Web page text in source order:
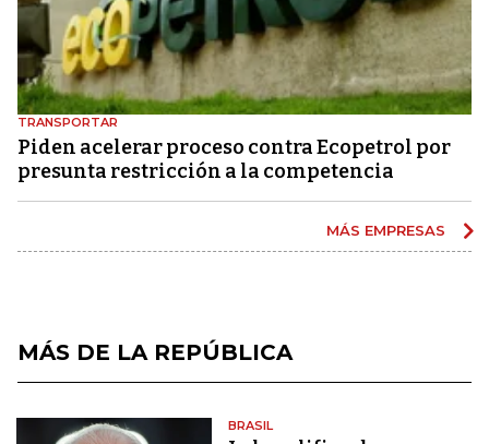
TRANSPORTAR
Piden acelerar proceso contra Ecopetrol por
presunta restricción a la competencia
MÁS EMPRESAS
MÁS DE LA REPÚBLICA
BRASIL